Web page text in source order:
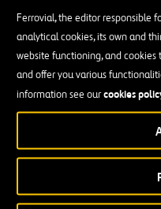
Ferrovial, the editor responsible
analytical cookies, its own and
website functioning, and
and offer you various
information see ourcookies
Solicitar una cotización o
Somos partner oficial de